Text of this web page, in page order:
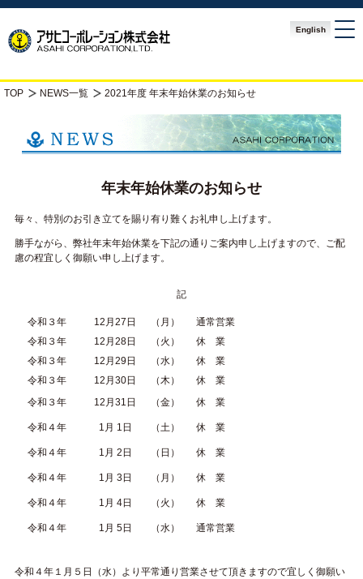
English
TOP NEWS一覧 2021年度 年末年始休業のお知らせ
年末年始休業のお知らせ
毎々、特別のお引き立てを賜り有り難くお礼申し上げます。
勝手ながら、弊社年末年始休業を下記の通りご案内申し上げますので、ご配
慮の程宜しく御願い申し上げます。
記
令和３年 12月27日 （月）
通常営業
令和３年
12月28日 （火）
休 業
令和３年
12月29日 （水）
休 業
令和３年
12月30日 （木）
休 業
令和３年
12月31日 （金） 休 業
令和４年 1月 1日 （土） 休 業
令和４年 1月 2日 （日） 休 業
令和４年 1月 3日 （月） 休 業
令和４年 1月 4日 （火） 休 業
令和４年 1月 5日 （水） 通常営業
令和４年１月５日（水）より平常通り営業させて頂きますので宜しく御願い